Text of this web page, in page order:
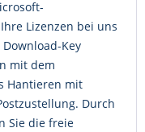
Lizenzen bei uns
Key
mit dem
Hantieren mit
Durch
Sie die freie